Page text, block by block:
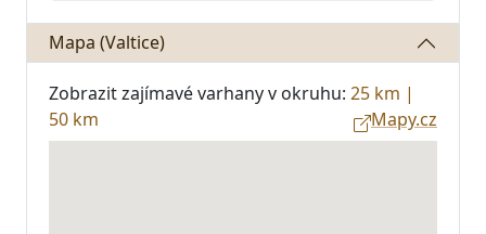
Mapa (Valtice)
Zobrazit zajímavé varhany v okruhu: 25 km |
50 km
Mapy.cz